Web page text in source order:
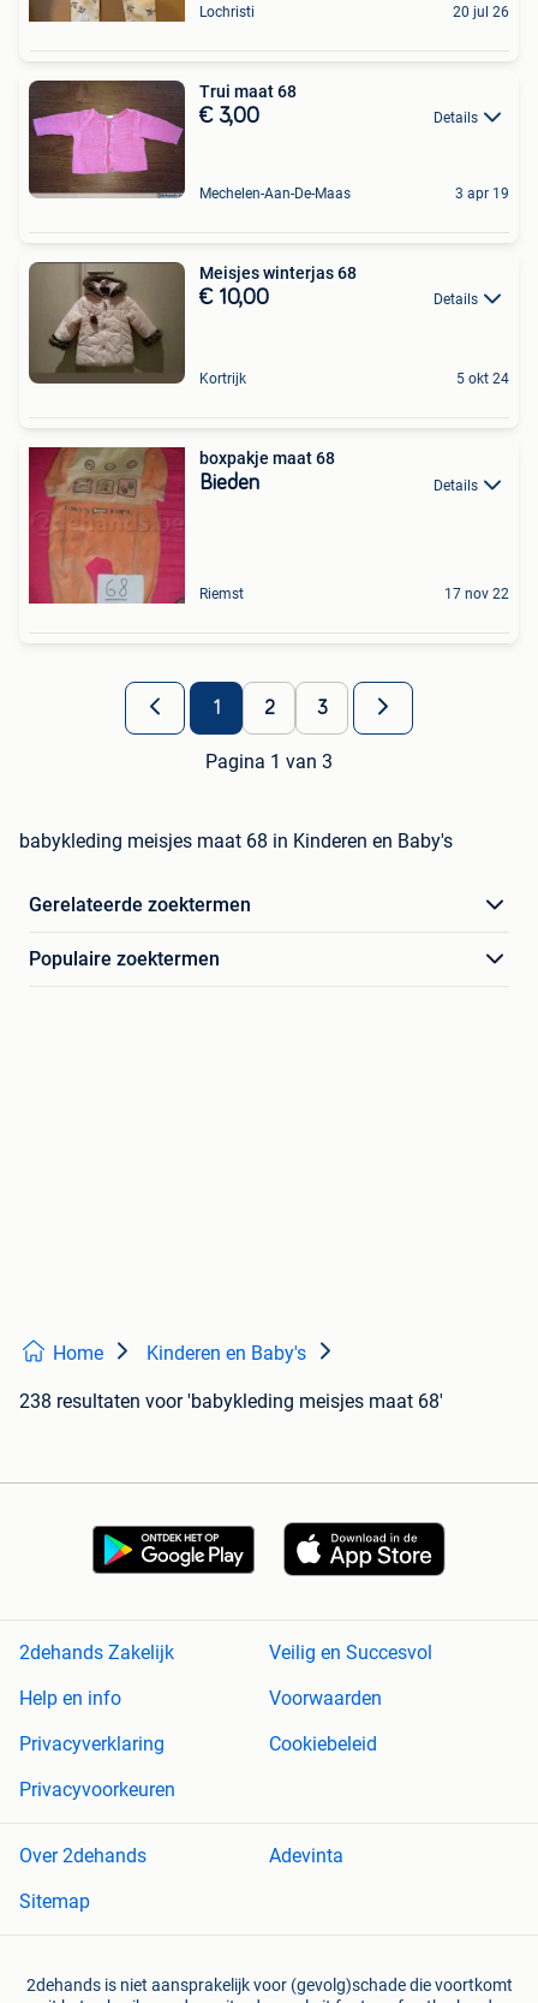
Lochristi 20 jul 26
Trui maat 68
€ 3,00 Details
Mechelen-Aan-De-Maas 3 apr 19
Meisjes winterjas 68
€ 10,00 Details
Kortrijk 5 okt 24
boxpakje maat 68
Bieden Details
Riemst 17 nov 22
1 2 3
Pagina 1 van 3
babykleding meisjes maat 68 in Kinderen en Baby's
Gerelateerde zoektermen
Populaire zoektermen
Home Kinderen en Baby's
238 resultaten voor 'babykleding meisjes maat 68'
2dehands Zakelijk
Veilig en Succesvol
Help en info
Voorwaarden
Privacyverklaring
Cookiebeleid
Privacyvoorkeuren
Over 2dehands
Adevinta
Sitemap
2dehands is niet aansprakelijk voor (gevolg)schade die voortkomt